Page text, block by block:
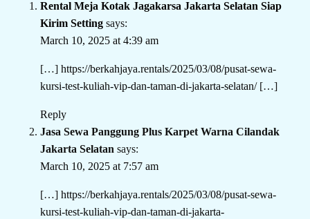
Rental Meja Kotak Jagakarsa Jakarta Selatan Siap
Kirim Setting says:
March 10, 2025 at 4:39 am
[…] https://berkahjaya.rentals/2025/03/08/pusat-sewa-
kursi-test-kuliah-vip-dan-taman-di-jakarta-selatan/[…]
Reply
Jasa Sewa Panggung Plus Karpet Warna Cilandak
Jakarta Selatan says:
March 10, 2025 at 7:57 am
[…] https://berkahjaya.rentals/2025/03/08/pusat-sewa-
kursi-test-kuliah-vip-dan-taman-di-jakarta-